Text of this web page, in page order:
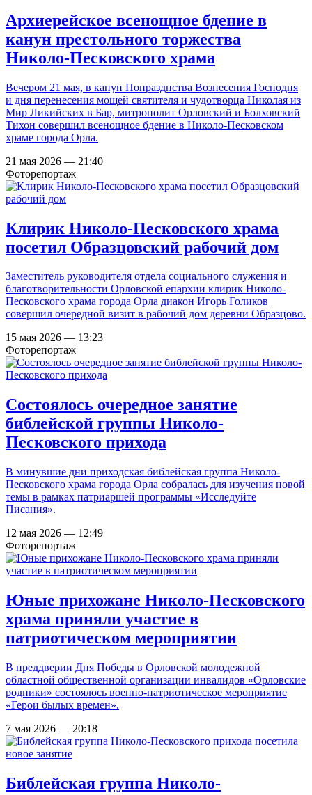
Архиерейское всенощное бдение в
канун престольного торжества
Николо-Песковского храма
Вечером 21 мая, в канун Попразднства Вознесения Господня
и дня перенесения мощей святителя и чудотворца Николая из
Мир Ликийских в Бар, митрополит Орловский и Болховский
Тихон совершил всенощное бдение в Николо-Песковском
храме города Орла.
21 мая 2026 — 21:40
Фоторепортаж
Клирик Николо-Песковского храма
посетил Образцовский рабочий дом
Заместитель руководителя отдела социального служения и
благотворительности Орловской епархии клирик Николо-
Песковского храма города Орла диакон Игорь Голиков
совершил очередной визит в рабочий дом деревни Образцово.
15 мая 2026 — 13:23
Фоторепортаж
Состоялось очередное занятие
библейской группы Николо-
Песковского прихода
В минувшие дни приходская библейская группа Николо-
Песковского храма города Орла собралась для изучения новой
темы в рамках патриаршей программы «Исследуйте
Писания».
12 мая 2026 — 12:49
Фоторепортаж
Юные прихожане Николо-Песковского
храма приняли участие в
патриотическом мероприятии
В преддверии Дня Победы в Орловской молодежной
областной общественной организации инвалидов «Орловские
родники» состоялось военно-патриотическое мероприятие
«Герои былых времен».
7 мая 2026 — 20:18
Библейская группа Николо-